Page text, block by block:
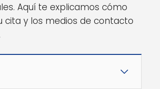
Aquí te explicamos cómo
cita y los medios de contacto